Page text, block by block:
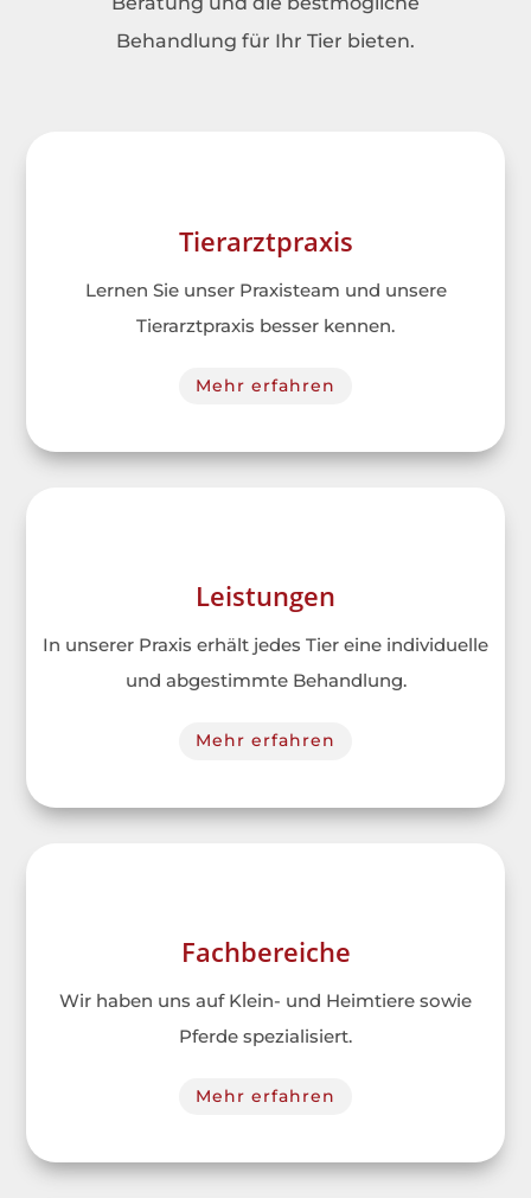
Behandlung für Ihr Tier bieten.
Tierarztpraxis
Lernen Sie unser Praxisteam und unsere
Tierarztpraxis besser kennen.
Mehr erfahren
Leistungen
In unserer Praxis erhält jedes Tier eine individuelle
und abgestimmte Behandlung.
Mehr erfahren
Fachbereiche
Wir haben uns auf Klein- und Heimtiere sowie
Pferde spezialisiert.
Mehr erfahren